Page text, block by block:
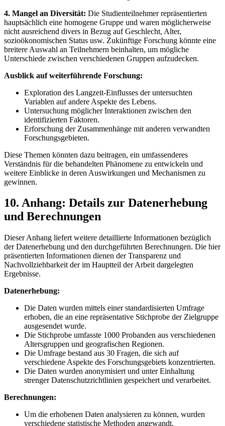
4. Mangel an Diversität: Die Studienteilnehmer repräsentierten​
hauptsächlich eine homogene ⁤Gruppe und waren‍ möglicherweise
nicht ausreichend divers in Bezug auf Geschlecht, Alter,
sozioökonomischen Status ‌usw. ⁢Zukünftige Forschung könnte eine‍
breitere ‌Auswahl an‍ Teilnehmern beinhalten, um mögliche
Unterschiede zwischen verschiedenen Gruppen aufzudecken.
Ausblick ⁤auf weiterführende Forschung:
Exploration des ‌Langzeit-Einflusses der ⁣untersuchten
Variablen auf andere ⁤Aspekte des‌ Lebens.
Untersuchung möglicher ‌Interaktionen zwischen ⁣den
identifizierten Faktoren.
Erforschung der Zusammenhänge ‍mit⁤ anderen verwandten
Forschungsgebieten.
Diese Themen könnten dazu beitragen, ein umfassenderes
Verständnis für die behandelten Phänomene⁣ zu entwickeln⁣ und
weitere Einblicke in deren Auswirkungen und Mechanismen​ zu
gewinnen.
10. Anhang: Details zur Datenerhebung
und Berechnungen
Dieser​ Anhang liefert ⁣weitere detaillierte Informationen bezüglich
der Datenerhebung und den ‍durchgeführten⁢ Berechnungen.⁣ Die hier​
präsentierten Informationen ​dienen ⁢der Transparenz und
Nachvollziehbarkeit der im Hauptteil der Arbeit dargelegten
Ergebnisse.
Datenerhebung:
Die​ Daten wurden ​mittels einer standardisierten Umfrage
erhoben, die‌ an eine ​repräsentative Stichprobe der Zielgruppe
ausgesendet wurde.
Die Stichprobe umfasste ‍1000 Probanden aus verschiedenen
Altersgruppen und geografischen Regionen.
Die Umfrage bestand aus ⁣30 Fragen, die⁤ sich⁣ auf
verschiedene Aspekte ⁣des​ Forschungsgebiets konzentrierten.
Die Daten⁢ wurden anonymisiert ​und unter Einhaltung
strenger Datenschutzrichtlinien gespeichert und verarbeitet.
Berechnungen:
Um die erhobenen Daten analysieren zu können, wurden
verschiedene ​statistische Methoden angewandt.